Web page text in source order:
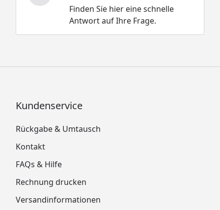
Finden Sie hier eine schnelle
Antwort auf Ihre Frage.
Kundenservice
Rückgabe & Umtausch
Kontakt
FAQs & Hilfe
Rechnung drucken
Versandinformationen